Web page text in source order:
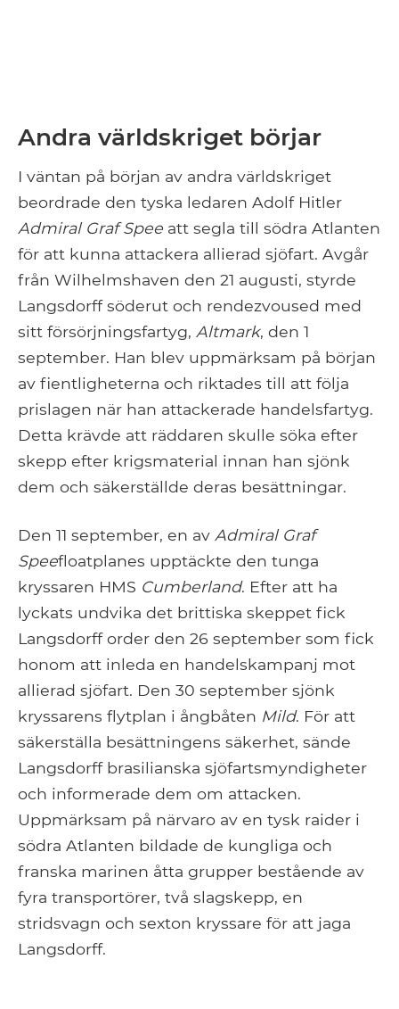
Andra världskriget börjar
I väntan på början av andra världskriget
beordrade den tyska ledaren Adolf Hitler
Admiral Graf Spee att segla till södra Atlanten
för att kunna attackera allierad sjöfart. Avgår
från Wilhelmshaven den 21 augusti, styrde
Langsdorff söderut och rendezvoused med
sitt försörjningsfartyg, Altmark, den 1
september. Han blev uppmärksam på början
av fientligheterna och riktades till att följa
prislagen när han attackerade handelsfartyg.
Detta krävde att räddaren skulle söka efter
skepp efter krigsmaterial innan han sjönk
dem och säkerställde deras besättningar.
Den 11 september, en av Admiral Graf
Speefloatplanes upptäckte den tunga
kryssaren HMS Cumberland. Efter att ha
lyckats undvika det brittiska skeppet fick
Langsdorff order den 26 september som fick
honom att inleda en handelskampanj mot
allierad sjöfart. Den 30 september sjönk
kryssarens flytplan i ångbåten Mild. För att
säkerställa besättningens säkerhet, sände
Langsdorff brasilianska sjöfartsmyndigheter
och informerade dem om attacken.
Uppmärksam på närvaro av en tysk raider i
södra Atlanten bildade de kungliga och
franska marinen åtta grupper bestående av
fyra transportörer, två slagskepp, en
stridsvagn och sexton kryssare för att jaga
Langsdorff.